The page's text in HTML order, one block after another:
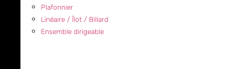
Plafonnier
Linéaire / Îlot / Billard
Ensemble dirigeable